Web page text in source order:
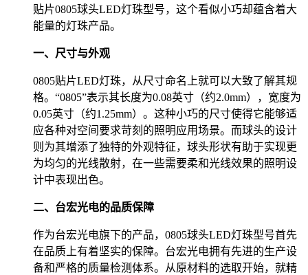
贴片0805球头LED灯珠型号，这个看似小巧却蕴含着大
能量的灯珠产品。
一、尺寸与外观
0805贴片LED灯珠，从尺寸命名上就可以大致了解其规
格。“0805”表示其长度为0.08英寸（约2.0mm），宽度为
0.05英寸（约1.25mm）。这种小巧的尺寸使得它能够适
应各种对空间要求苛刻的照明应用场景。而球头的设计
则为其增添了独特的外观特征，球头形状有助于实现更
为均匀的光线散射，在一些需要柔和光线效果的照明设
计中表现出色。
二、台宏光电的品质保障
作为台宏光电旗下的产品，0805球头LED灯珠型号首先
在品质上有着坚实的保障。台宏光电拥有先进的生产设
备和严格的质量检测体系。从原材料的选取开始，就精